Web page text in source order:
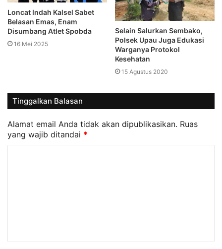
Loncat Indah Kalsel Sabet
Belasan Emas, Enam
Disumbang Atlet Spobda
16 Mei 2025
Selain Salurkan Sembako,
Polsek Upau Juga Edukasi
Warganya Protokol
Kesehatan
15 Agustus 2020
Tinggalkan Balasan
Alamat email Anda tidak akan dipublikasikan. Ruas
yang wajib ditandai *
a